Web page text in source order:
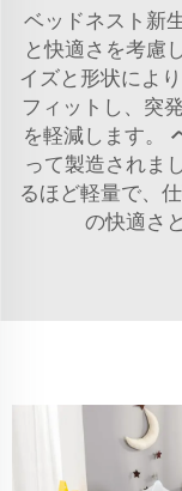
ベッドネスト新
と快適さを考慮
イズと形状によ
フィットし、突
を軽減します。
って製造されま
るほど軽量で、
の快適さ